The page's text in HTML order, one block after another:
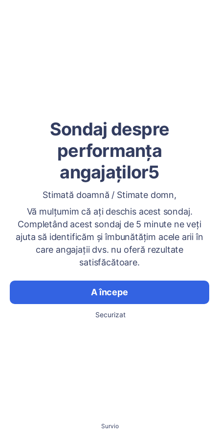
Sondaj despre
performanța
angajaților5
Stimată doamnă / Stimate domn,
Vă mulțumim că ați deschis acest sondaj.
Completând acest sondaj de 5 minute ne veți
ajuta să identificăm și îmbunătățim acele arii în
care angajații dvs. nu oferă rezultate
satisfăcătoare.
A începe
Securizat
Survio